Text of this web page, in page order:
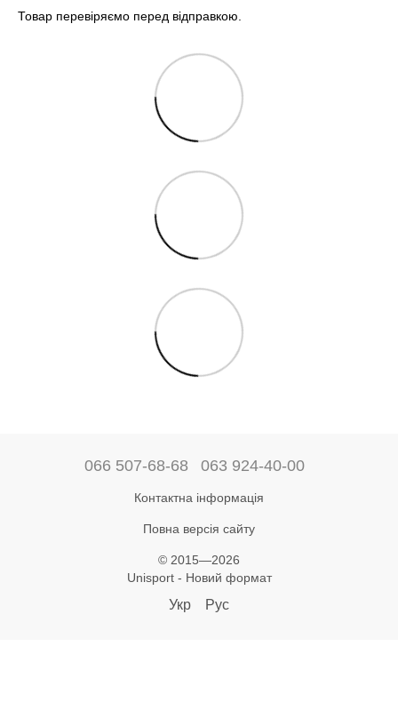
Товар перевіряємо перед відправкою.
066 507-68-68 063 924-40-00
Контактна інформація
Повна версія сайту
© 2015—2026
Unisport - Новий формат
Укр Рус